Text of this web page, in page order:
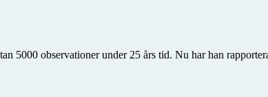
5000 observationer under 25 års tid. Nu har han